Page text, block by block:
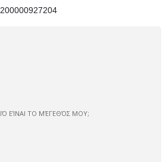
200000927204
ΕΊΝΑΙ ΤΟ ΜΈΓΕΘΌΣ ΜΟΥ;